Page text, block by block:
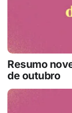
Resumo
de outubro